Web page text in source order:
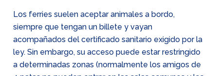
Los ferries suelen aceptar animales a bordo,
siempre que tengan un billete y vayan
acompañados del certificado sanitario exigido por la
ley. Sin embargo, su acceso puede estar restringido
a determinadas zonas (normalmente los amigos de